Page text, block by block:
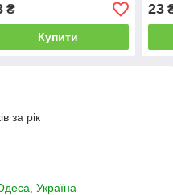
₴
Купити
23
за рік
Україна